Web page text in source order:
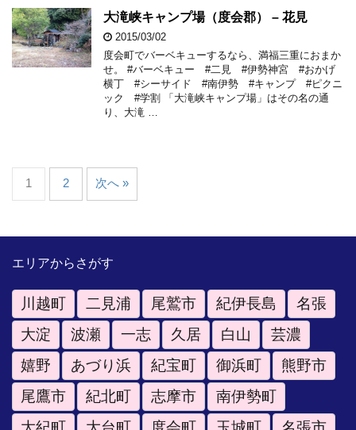
大滝峡キャンプ場（度会郡） – 花見
2015/03/02
度会町でバーベキューするなら、満福三重におまか
せ。 #バーベキュー #二見 #伊勢神宮 #おかげ
横丁 #シーサイド #南伊勢 #キャンプ #ピクニ
ック #学割 「大滝峡キャンプ場」はその名の通
り、大滝 …
1 2 次へ »
エリアからさがす
川越町 二見浦 尾鷲市 紀伊長島
名張
大淀
波瀬 一志 久居 白山
芸濃
嬉野
あづり浜 紀宝町 御浜町
熊野市
尾鷹市
紀北町 志摩市
南伊勢町